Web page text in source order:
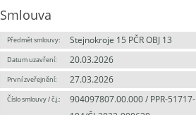
Smlouva
Předmět smlouvy: Stejnokroje 15 PČR OBJ 13
Datum uzavření: 20.03.2026
První zveřejnění: 27.03.2026
Číslo smlouvy / č.j.:
904097807.00.000 / PPR-51717-